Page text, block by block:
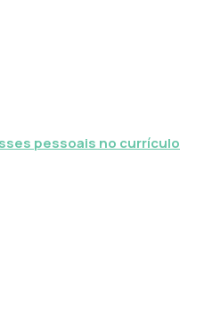
pessoais no currículo